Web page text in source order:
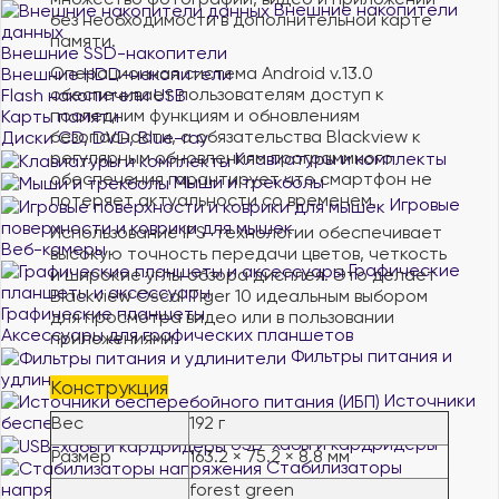
Внешние накопители
данных
Внешние SSD-накопители
Внешние HDD-накопители
Flash накопители USB
Карты памяти
Диски CD, DVD, Blue-ray
Клавиатуры и комплекты
Мыши и трекболы
Игровые
поверхности и коврики для мышек
Веб-камеры
Графические
планшеты и аксессуары
Графические планшеты
Аксессуары для графических планшетов
Фильтры питания и
удлинители
Источники
бесперебойного питания (ИБП)
USB-хабы и кардридеры
Стабилизаторы
напряжения
без необходимости в дополнительной карте
памяти.
Операционная система Android v.13.0
обеспечивает пользователям доступ к
последним функциям и обновлениям
безопасности, а обязательства Blackview к
регулярным обновлениям программного
обеспечения гарантирует что смартфон не
потеряет актуальности со временем.
Использование IPS-технологии обеспечивает
высокую точность передачи цветов, четкость
и широкие углы обзора дисплея. Это делает
Blackview Oscal Tiger 10 идеальным выбором
для просмотра видео или в пользовании
приложениями.
Конструкция
Вес
192 г
Размер
163.2 × 75.2 × 8.8 мм
forest green